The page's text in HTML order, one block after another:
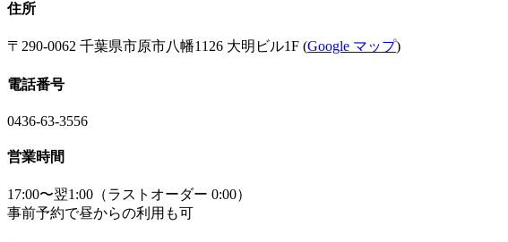
住所
〒290-0062 千葉県市原市八幡1126 大明ビル1F (Google マップ)
電話番号
0436-63-3556
営業時間
17:00〜翌1:00（ラストオーダー 0:00）
事前予約で昼からの利用も可